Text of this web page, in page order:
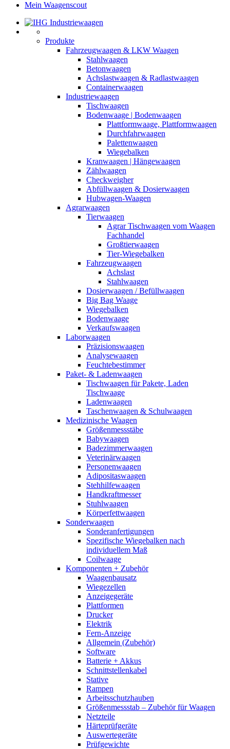
Mein Waagenscout
Produkte
Fahrzeugwaagen & LKW Waagen
Stahlwaagen
Betonwaagen
Achslastwaagen & Radlastwaagen
Containerwaagen
Industriewaagen
Tischwaagen
Bodenwaage | Bodenwaagen
Plattformwaage, Plattformwaagen
Durchfahrwaagen
Palettenwaagen
Wiegebalken
Kranwaagen | Hängewaagen
Zählwaagen
Checkweigher
Abfüllwaagen & Dosierwaagen
Hubwagen-Waagen
Agrarwaagen
Tierwaagen
Agrar Tischwaagen vom Waagen
Fachhandel
Großtierwaagen
Tier-Wiegebalken
Fahrzeugwaagen
Achslast
Stahlwaagen
Dosierwaagen / Befüllwaagen
Big Bag Waage
Wiegebalken
Bodenwaage
Verkaufswaagen
Laborwaagen
Präzisionswaagen
Analysewaagen
Feuchtebestimmer
Paket- & Ladenwaagen
Tischwaagen für Pakete, Laden
Tischwaage
Ladenwaagen
Taschenwaagen & Schulwaagen
Medizinische Waagen
Größenmessstäbe
Babywaagen
Badezimmerwaagen
Veterinärwaagen
Personenwaagen
Adipositaswaagen
Stehhilfewaagen
Handkraftmesser
Stuhlwaagen
Körperfettwaagen
Sonderwaagen
Sonderanfertigungen
Spezifische Wiegebalken nach
individuellem Maß
Coilwaage
Komponenten + Zubehör
Waagenbausatz
Wiegezellen
Anzeigegeräte
Plattformen
Drucker
Elektrik
Fern-Anzeige
Allgemein (Zubehör)
Software
Batterie + Akkus
Schnittstellenkabel
Stative
Rampen
Arbeitsschutzhauben
Größenmessstab – Zubehör für Waagen
Netzteile
Härteprüfgeräte
Auswertegeräte
Prüfgewichte